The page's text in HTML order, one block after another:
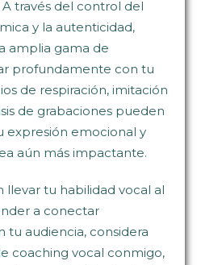
través del control del
y la autenticidad,
amplia gama de
profundamente con tu
de respiración, imitación
de grabaciones pueden
expresión emocional y
aún más impactante.
llevar tu habilidad vocal al
a conectar
audiencia, considera
coaching vocal conmigo,